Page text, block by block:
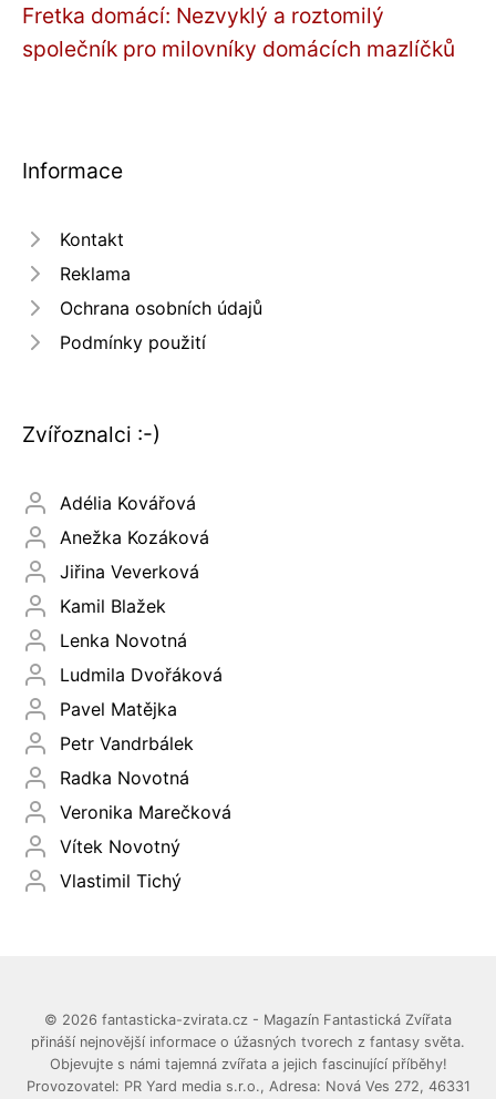
Fretka domácí: Nezvyklý a roztomilý
společník pro milovníky domácích mazlíčků
Informace
Kontakt
Reklama
Ochrana osobních údajů
Podmínky použití
Zvířoznalci :-)
Adélia Kovářová
Anežka Kozáková
Jiřina Veverková
Kamil Blažek
Lenka Novotná
Ludmila Dvořáková
Pavel Matějka
Petr Vandrbálek
Radka Novotná
Veronika Marečková
Vítek Novotný
Vlastimil Tichý
© 2026 fantasticka-zvirata.cz - Magazín Fantastická Zvířata
přináší nejnovější informace o úžasných tvorech z fantasy světa.
Objevujte s námi tajemná zvířata a jejich fascinující příběhy!
Provozovatel: PR Yard media s.r.o., Adresa: Nová Ves 272, 46331